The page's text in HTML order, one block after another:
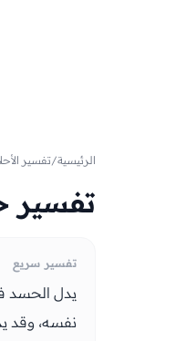
الرئيسية/تفسير
تفسير
تفسير سريع
يدل الحسد
نفسه، وقد